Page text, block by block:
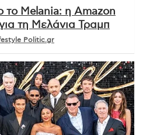
το Melania: η Amazon
τη Μελάνια Τραμπ
Politic.gr